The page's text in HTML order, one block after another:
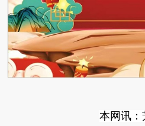
本网讯